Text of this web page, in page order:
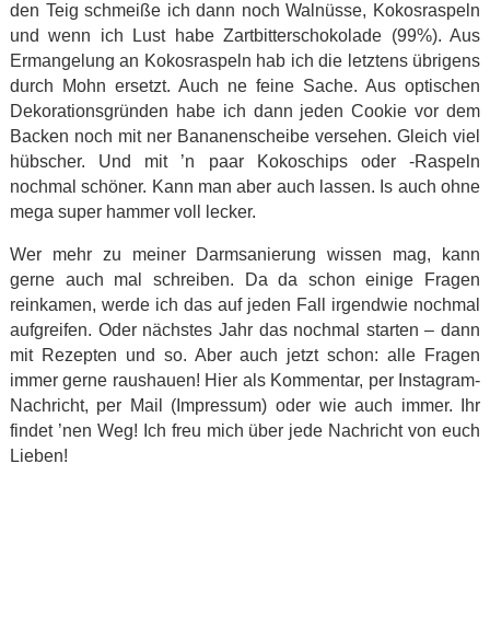
den Teig schmeiße ich dann noch Walnüsse, Kokosraspeln
und wenn ich Lust habe Zartbitterschokolade (99%). Aus
Ermangelung an Kokosraspeln hab ich die letztens übrigens
durch Mohn ersetzt. Auch ne feine Sache. Aus optischen
Dekorationsgründen habe ich dann jeden Cookie vor dem
Backen noch mit ner Bananenscheibe versehen. Gleich viel
hübscher. Und mit ’n paar Kokoschips oder -Raspeln
nochmal schöner. Kann man aber auch lassen. Is auch ohne
mega super hammer voll lecker.
Wer mehr zu meiner Darmsanierung wissen mag, kann
gerne auch mal schreiben. Da da schon einige Fragen
reinkamen, werde ich das auf jeden Fall irgendwie nochmal
aufgreifen. Oder nächstes Jahr das nochmal starten – dann
mit Rezepten und so. Aber auch jetzt schon: alle Fragen
immer gerne raushauen! Hier als Kommentar, per Instagram-
Nachricht, per Mail (Impressum) oder wie auch immer. Ihr
findet ’nen Weg! Ich freu mich über jede Nachricht von euch
Lieben!